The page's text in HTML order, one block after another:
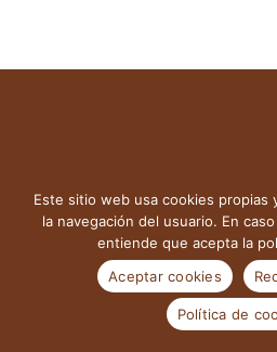
En Consultores Urízar
profesionales, y una red de
confianza en todo el mundo.
y disponemos de
Este sitio web usa cookies propias
la navegación del usuario. En
entiende que acepta la
Aceptar cookies
Política de